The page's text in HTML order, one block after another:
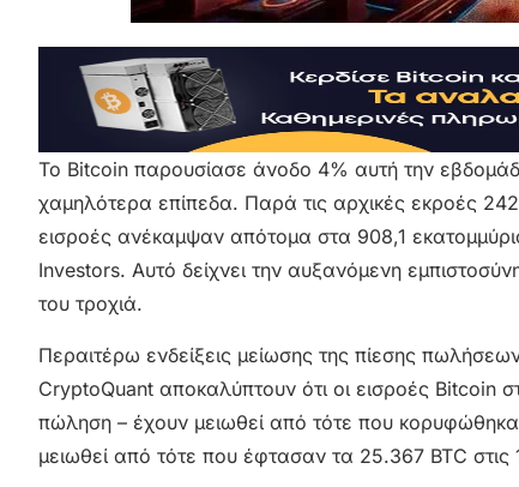
Το Bitcoin παρουσίασε άνοδο 4% αυτή την
χαμηλότερα επίπεδα. Παρά τις αρχικές εκροές
εισροές ανέκαμψαν απότομα στα 908,1
Investors. Αυτό δείχνει την αυξανόμενη
του τροχιά.
Περαιτέρω ενδείξεις μείωσης της πίεσης
CryptoQuant αποκαλύπτουν ότι οι εισροές Bitcoin
πώληση – έχουν μειωθεί από τότε που
μειωθεί από τότε που έφτασαν τα 25.367 BTC στις